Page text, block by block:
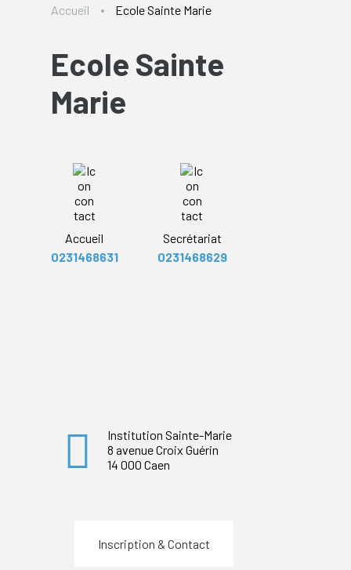
Accueil Ecole Sainte Marie
Ecole Sainte
Marie
Accueil
0231468631
Secrétariat
0231468629
Institution Sainte-Marie
8 avenue Croix Guérin
14 000 Caen
Inscription & Contact